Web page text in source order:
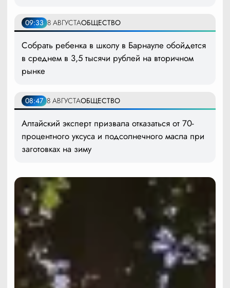
09:33 8 АВГУСТАОБЩЕСТВО
Собрать ребенка в школу в Барнауле обойдется
в среднем в 3,5 тысячи рублей на вторичном
рынке
08:47 8 АВГУСТАОБЩЕСТВО
Алтайский эксперт призвала отказаться от 70-
процентного уксуса и подсолнечного масла при
заготовках на зиму